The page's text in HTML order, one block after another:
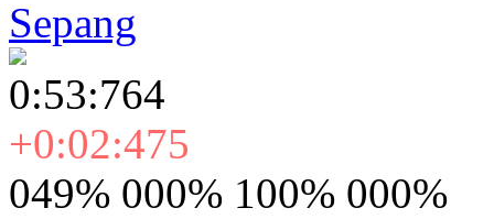
Sepang
0:53:764
+0:02:475
049% 000% 100% 000%